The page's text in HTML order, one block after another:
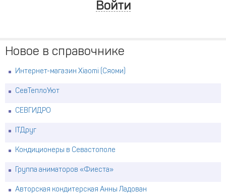
Войти
Новое в справочнике
Интернет-магазин Xiaomi (Сяоми)
СевТеплоУют
СЕВГИДРО
ITДруг
Кондиционеры в Севастополе
Группа аниматоров «Фиеста»
Авторская кондитерская Анны Ладован